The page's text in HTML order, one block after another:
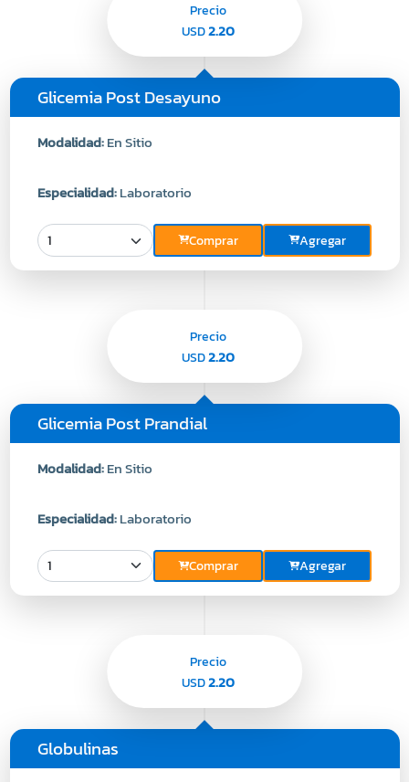
Glicemia Post Desayuno
Modalidad:En Sitio
Especialidad:Laboratorio
Comprar Agregar
Precio
USD2.20
Glicemia Post Prandial
Modalidad:En Sitio
Especialidad:Laboratorio
Comprar Agregar
Precio
USD2.20
Globulinas
Precio
USD2.20